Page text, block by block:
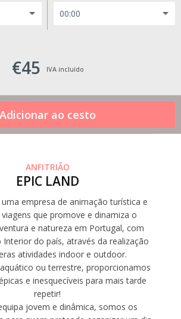
€45 IVA incluído
ANFITRIÃO
EPIC LAND
uma empresa de animação turística e
que promove e dinamiza o
e natureza em Portugal, com
do país, através da realização
atividades indoor e outdoor.
ou terrestre, proporcionamos
e inesquecíveis para mais tarde
repetir!
jovem e dinâmica, somos os